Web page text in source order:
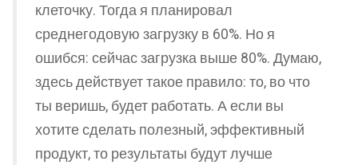
клеточку. Тогда я планировал
среднегодовую загрузку в 60%. Но я
ошибся: сейчас загрузка выше 80%. Думаю,
здесь действует такое правило: то, во что
ты веришь, будет работать. А если вы
хотите сделать полезный, эффективный
продукт, то результаты будут лучше